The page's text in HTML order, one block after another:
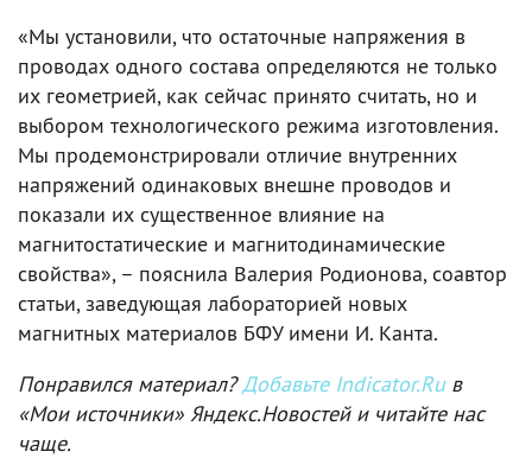
«Мы установили, что остаточные напряжения в
проводах одного состава определяются не только
их геометрией, как сейчас принято считать, но и
выбором технологического режима изготовления.
Мы продемонстрировали отличие внутренних
напряжений одинаковых внешне проводов и
показали их существенное влияние на
магнитостатические и магнитодинамические
свойства», – пояснила Валерия Родионова, соавтор
статьи, заведующая лабораторией новых
магнитных материалов БФУ имени И. Канта.
Понравился материал?Добавьте Indicator.Ruв
«Мои источники» Яндекс.Новостей и читайте нас
чаще.